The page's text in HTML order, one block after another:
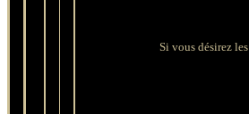
Si vous désirez